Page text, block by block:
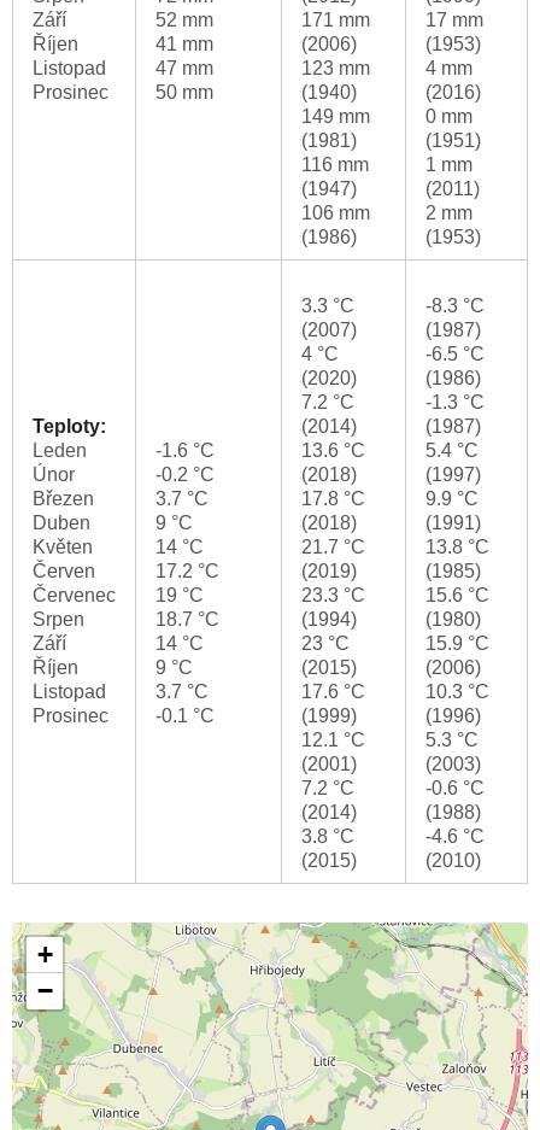
Září
Říjen
Listopad
Prosinec
52 mm
41 mm
47 mm
50 mm
171 mm
(2006)
123 mm
(1940)
149 mm
(1981)
116 mm
(1947)
106 mm
(1986)
17 mm
(1953)
4 mm
(2016)
0 mm
(1951)
1 mm
(2011)
2 mm
(1953)
Teploty:
Leden
Únor
Březen
Duben
Květen
Červen
Červenec
Srpen
Září
Říjen
Listopad
Prosinec
-1.6 °C
-0.2 °C
3.7 °C
9 °C
14 °C
17.2 °C
19 °C
18.7 °C
14 °C
9 °C
3.7 °C
-0.1 °C
3.3 °C
(2007)
4 °C
(2020)
7.2 °C
(2014)
13.6 °C
(2018)
17.8 °C
(2018)
21.7 °C
(2019)
23.3 °C
(1994)
23 °C
(2015)
17.6 °C
(1999)
12.1 °C
(2001)
7.2 °C
(2014)
3.8 °C
(2015)
-8.3 °C
(1987)
-6.5 °C
(1986)
-1.3 °C
(1987)
5.4 °C
(1997)
9.9 °C
(1991)
13.8 °C
(1985)
15.6 °C
(1980)
15.9 °C
(2006)
10.3 °C
(1996)
5.3 °C
(2003)
-0.6 °C
(1988)
-4.6 °C
(2010)
+
−